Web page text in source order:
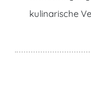
kulinarische